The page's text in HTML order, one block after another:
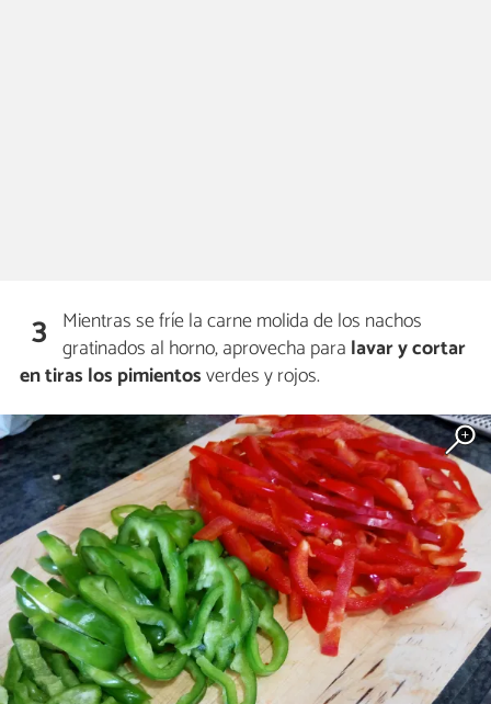
3 Mientras se fríe la carne molida de los nachos
gratinados al horno, aprovecha para lavar y cortar
en tiras los pimientosverdes y rojos.